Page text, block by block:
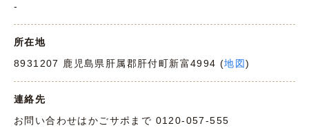
-
所在地
8931207 鹿児島県肝属郡肝付町新富4994 (地図)
連絡先
お問い合わせはかごサポまで 0120-057-555